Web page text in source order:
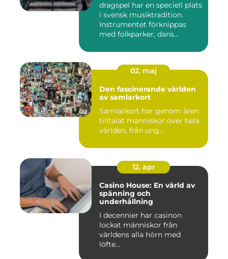
dragspel har en speciell plats
i svensk musiktradition.
Instrumentet förknippas
med folkparker, dans...
02. maj
Den fascinerande världen
av samlarkort
Samlarkort har genom åren
tilltalat människor över hela
världen, från ung...
12. apr
Casino House: En värld av
spänning och
underhållning
I decennier har casinon
lockat människor från
världens alla hörn med
löfte...